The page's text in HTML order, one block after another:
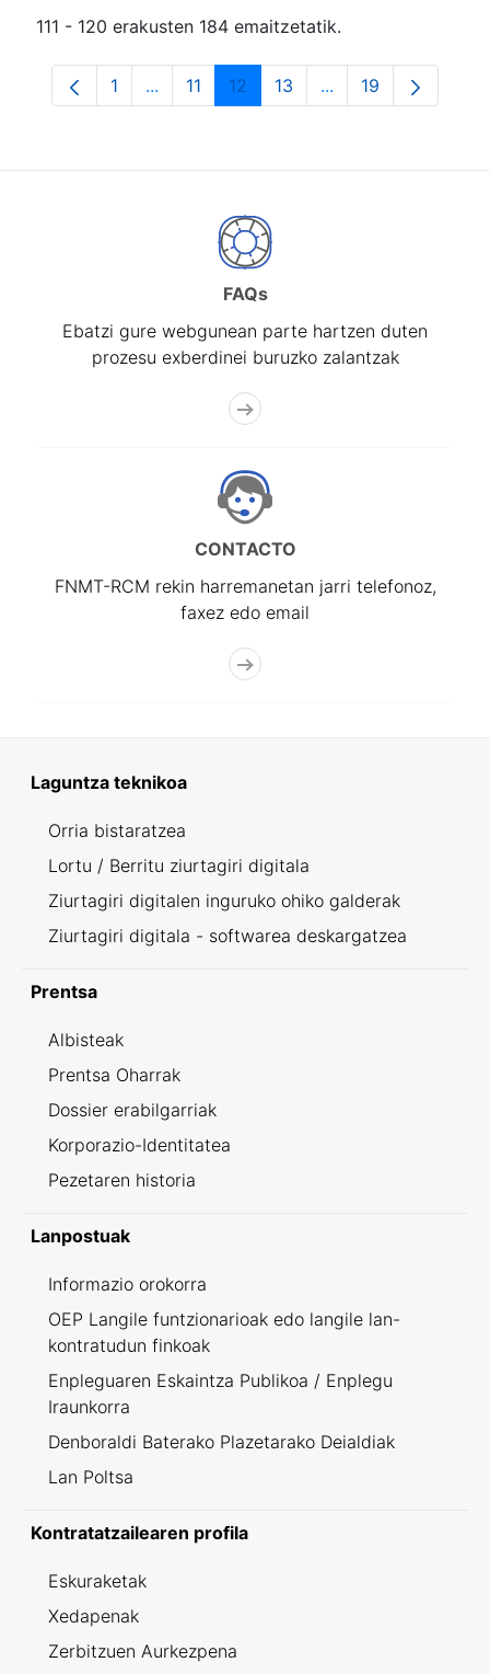
111 - 120 erakusten 184 emaitzetatik.
Orrialdea
1 ...Intermediate Pages Use TAB to navigate.
Orrialdea
11 Orrialdea
12 Orrialdea
13 ...Intermediate
Orrialdea
19
FAQs
Ebatzi gure webgunean parte hartzen duten
prozesu exberdinei buruzko zalantzak
CONTACTO
FNMT-RCM rekin harremanetan jarri telefonoz,
faxez edo email
Laguntza teknikoa
Orria bistaratzea
Lortu / Berritu ziurtagiri digitala
Ziurtagiri digitalen inguruko ohiko galderak
Ziurtagiri digitala - softwarea deskargatzea
Prentsa
Albisteak
Prentsa Oharrak
Dossier erabilgarriak
Korporazio-Identitatea
Pezetaren historia
Lanpostuak
Informazio orokorra
OEP Langile funtzionarioak edo langile lan-
kontratudun finkoak
Enpleguaren Eskaintza Publikoa / Enplegu
Iraunkorra
Denboraldi Baterako Plazetarako Deialdiak
Lan Poltsa
Kontratatzailearen profila
Eskuraketak
Xedapenak
Zerbitzuen Aurkezpena